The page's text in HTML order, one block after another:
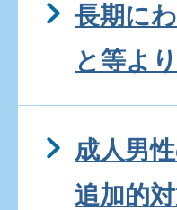
長期に
と等よ
成人男
追加的対